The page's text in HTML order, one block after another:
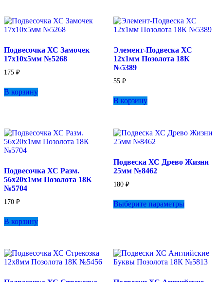
можно
выбрать
странице
товара.
Подвесочка ХС Замочек
17х10х5мм №5268
175 ₽
В корзину
Элемент-Подвеска ХС
12х1мм Позолота 18К
№5389
55 ₽
В корзину
Подвесочка ХС Разм.
56х20х1мм Позолота 18К
№5704
170 ₽
В корзину
Подвеска ХС Древо Жизни
25мм №8462
180 ₽
Выберите параметрытовар
выбрать
на